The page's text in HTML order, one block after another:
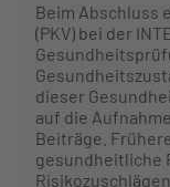
Beim Abschluss
(PKV) bei der
dieser
auf die
Beiträge.
gesundheitliche